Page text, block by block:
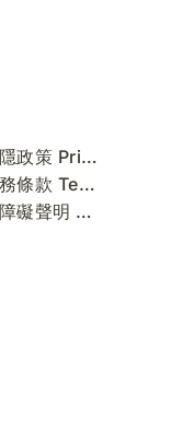
私隱政策 Privacy Policy
服務條款 Terms of Use
無障礙聲明 Accessibility Statement